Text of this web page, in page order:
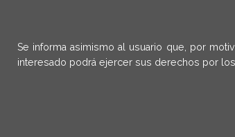
Se informa asimismo al usuario que, por
interesado podrá ejercer sus derechos por